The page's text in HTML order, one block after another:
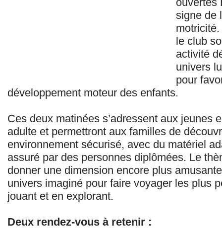
signe de
le club
activité
univers
pour
développement moteur des enfants.
Ces deux matinées s’adressent aux jeunes
adulte et permettront aux familles de
environnement sécurisé, avec du matériel
assuré par des personnes diplômées. Le
donner une dimension encore plus
univers imaginé pour faire voyager les plus
jouant et en explorant.
Deux rendez-vous à retenir :